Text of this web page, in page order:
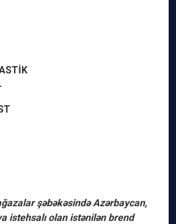
şəbəkəsində Azərbaycan,
istehsalı olan istənilən brend